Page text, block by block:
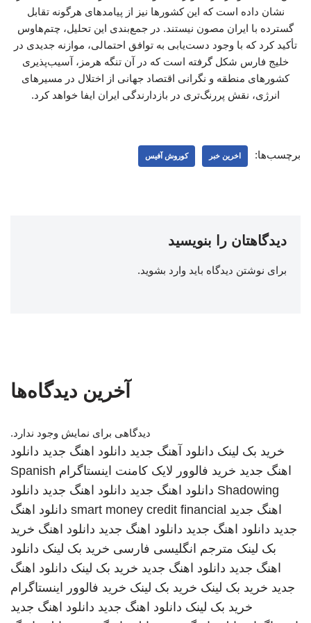
نشان داده است که این کشورها نیز از پیامدهای هرگونه تقابل
گسترده با ایران مصون نیستند. در جمع‌بندی این تحلیل، چتم‌هاوس
تأکید کرد که با وجود دست‌یابی به توافق احتمالی، موازنه جدیدی در
خلیج فارس شکل گرفته است که در آن تنگه هرمز، آسیب‌پذیری
کشورهای منطقه و نگرانی اقتصاد جهانی از اختلال در مسیرهای
انرژی، نقش پررنگ‌تری در بازدارندگی ایران ایفا خواهد کرد.
برچسب‌ها: اخرین خبر کوروش آفیس
دیدگاهتان را بنویسید
برای نوشتن دیدگاه باید وارد بشوید.
آخرین دیدگاه‌ها
دیدگاهی برای نمایش وجود ندارد.
خرید بک لینک دانلود آهنگ جدید دانلود اهنگ جدید دانلود
اهنگ جدید خرید فالوور لایک کامنت اینستاگرام Spanish
Shadowing دانلود اهنگ جدید دانلود اهنگ جدید دانلود
اهنگ جدید smart money credit financial دانلود اهنگ
جدید دانلود اهنگ جدید دانلود اهنگ جدید دانلود اهنگ خرید
بک لینک مترجم انگلیسی فارسی خرید بک لینک دانلود
اهنگ جدید دانلود اهنگ جدید خرید بک لینک دانلود اهنگ
جدید خرید بک لینک خرید بک لینک خرید فالوور اینستاگرام
خرید بک لینک دانلود اهنگ جدید دانلود اهنگ جدید